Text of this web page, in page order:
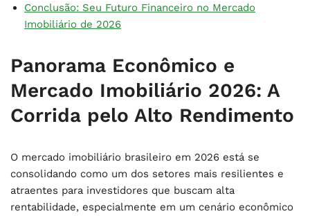
Conclusão: Seu Futuro Financeiro no Mercado
Imobiliário de 2026
Panorama Econômico e
Mercado Imobiliário 2026: A
Corrida pelo Alto Rendimento
O mercado imobiliário brasileiro em 2026 está se
consolidando como um dos setores mais resilientes e
atraentes para investidores que buscam alta
rentabilidade, especialmente em um cenário econômico